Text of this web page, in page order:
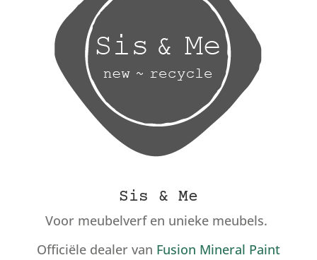
Sis & Me
Voor meubelverf en unieke meubels.
Officiële dealer van Fusion Mineral Paint